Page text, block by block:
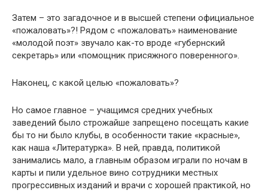
Затем – это загадочное и в высшей степени официальное
«пожаловать»?! Рядом с «пожаловать» наименование
«молодой поэт» звучало как-то вроде «губернский
секретарь» или «помощник присяжного поверенного».
Наконец, с какой целью «пожаловать»?
Но самое главное – учащимся средних учебных
заведений было строжайше запрещено посещать какие
бы то ни было клубы, в особенности такие «красные»,
как наша «Литературка». В ней, правда, политикой
занимались мало, а главным образом играли по ночам в
карты и пили удельное вино сотрудники местных
прогрессивных изданий и врачи с хорошей практикой, но